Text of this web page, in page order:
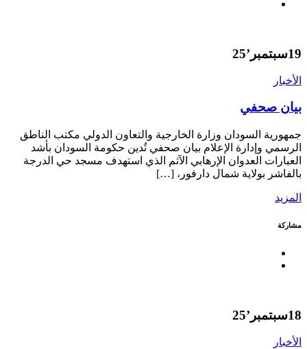
19سبتمبر’25
الأخبار
بيان صحفي
جمهورية السودان وزارة الخارجية والتعاون الدولي مكتب الناطق
الرسمي وإدارة الإعلام بيان صحفي تُدين حكومة السودان بأشد
العبارات العدوان الإرهابي الآثم الذي استهدف مسجد حي الدرجة
بالفاشر بولاية شمال دارفور، […]
المزيد
مشاركة
18سبتمبر’25
الأخبار